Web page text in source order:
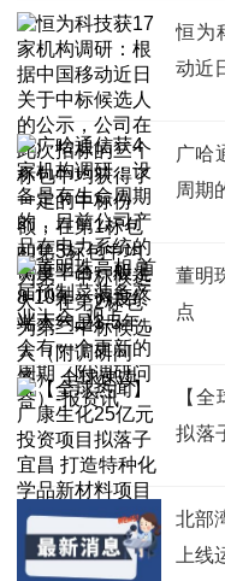
恒为
动近
次
份
中标
广哈
周期
平
年
答）-
董明
点
【
拟落
北部
上